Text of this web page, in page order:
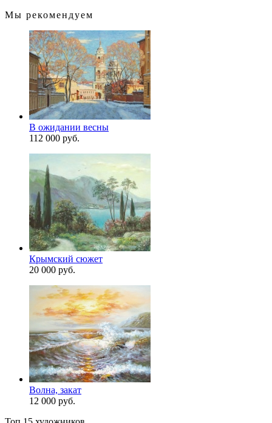
Мы рекомендуем
В ожидании весны
112 000 руб.
Крымский сюжет
20 000 руб.
Волна, закат
12 000 руб.